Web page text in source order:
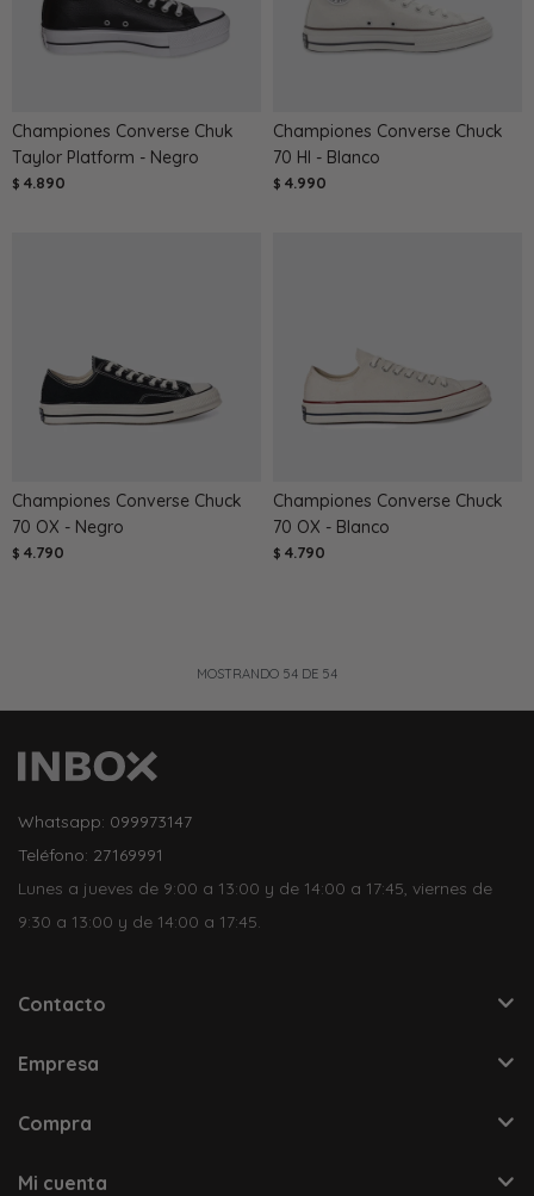
Championes Converse Chuk
Taylor Platform - Negro
$ 4.890
Championes Converse Chuck
70 HI - Blanco
$ 4.990
Championes Converse Chuck
70 OX - Negro
$ 4.790
Championes Converse Chuck
70 OX - Blanco
$ 4.790
MOSTRANDO 54 DE 54
Whatsapp: 099973147
Teléfono: 27169991
Lunes a jueves de 9:00 a 13:00 y de 14:00 a 17:45, viernes de
9:30 a 13:00 y de 14:00 a 17:45.
Contacto
Empresa
Compra
Mi cuenta